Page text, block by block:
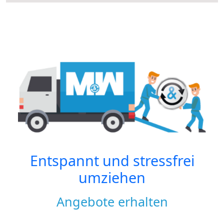
Entspannt und stressfrei
umziehen
Angebote erhalten